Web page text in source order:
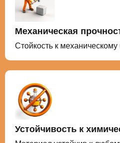
Механическая
Стойкость к механическому
Устойчивость к